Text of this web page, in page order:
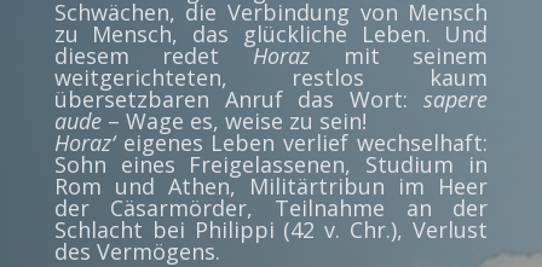
Schwächen, die Verbindung von Mensch
zu Mensch, das glückliche Leben. Und
diesem redetHoraz mit seinem
weitgerichteten, restlos kaum
übersetzbaren Anruf das Wort:sapere
aude– Wage es, weise zu sein!
Horaz‘eigenes Leben verlief wechselhaft:
Sohn eines Freigelassenen, Studium in
Rom und Athen, Militärtribun im Heer
der Cäsarmörder, Teilnahme an der
Schlacht bei Philippi (42 v. Chr.), Verlust
des Vermögens.